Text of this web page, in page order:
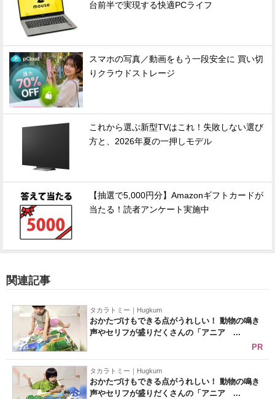
台前半で実現する快適PCライフ
スマホの写真／動画をもう一段安全に 買い切
りクラウドストレージ
これから選ぶ新型TVはこれ！失敗しない選び
方と、2026年夏の一押しモデル
【抽選で5,000円分】Amazonギフトカードが
当たる！読者アンケート実施中
関連記事
タカラトミー｜Hugkum
おかたづけもできる点がうれしい！ 動物の鳴き
声やセリフが盛りだくさんの「アニア ...
PR
タカラトミー｜Hugkum
おかたづけもできる点がうれしい！ 動物の鳴き
声やセリフが盛りだくさんの「アニア ...